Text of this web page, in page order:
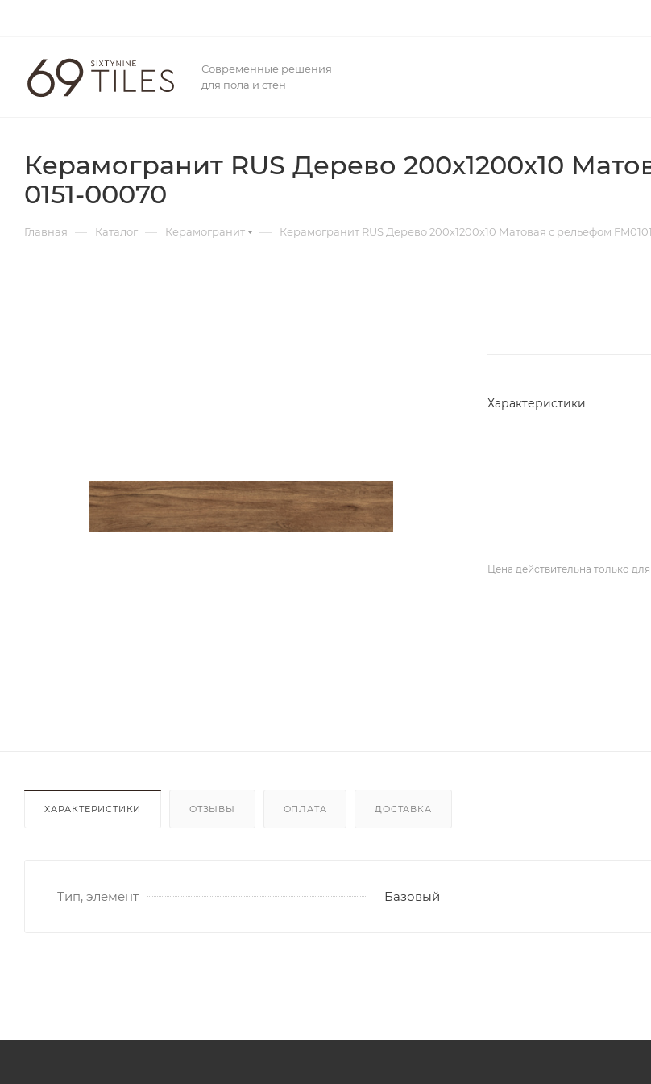
Современные решения
для пола и стен
Керамогранит RUS Дерево 200х1200х10
0151-00070
Главная — Каталог — Керамогранит — Керамогранит RUS Дерево 200х1200х10 Матовая с рельефом
Характеристики
Цена действительна только
ХАРАКТЕРИСТИКИ ОТЗЫВЫ ОПЛАТА ДОСТАВКА
Тип, элемент Базовый